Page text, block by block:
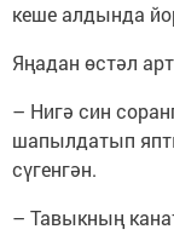
кеше алдында
Яңадан өстәл
– Нигә син
шапылдатып
сүгенгән.
– Тавыкның